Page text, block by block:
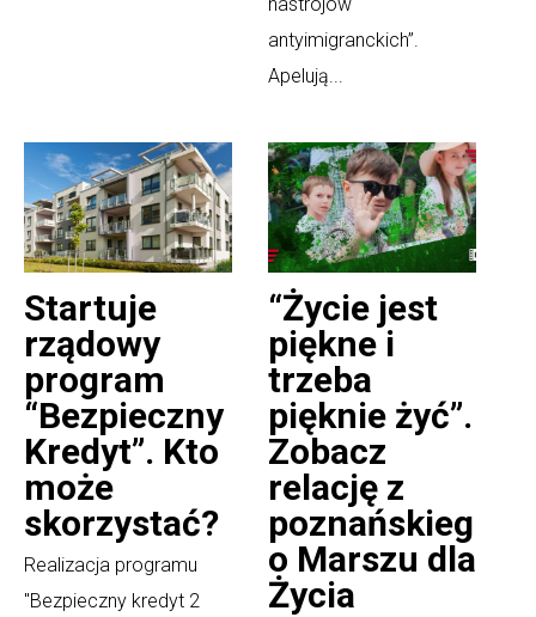
antyimigranckich”.
Apelują...
Startuje
rządowy
program
“Bezpieczny
Kredyt”. Kto
może
skorzystać?
Realizacja programu
"Bezpieczny kredyt 2
“Życie jest
piękne i
trzeba
pięknie żyć”.
Zobacz
relację z
poznańskieg
o Marszu dla
Życia